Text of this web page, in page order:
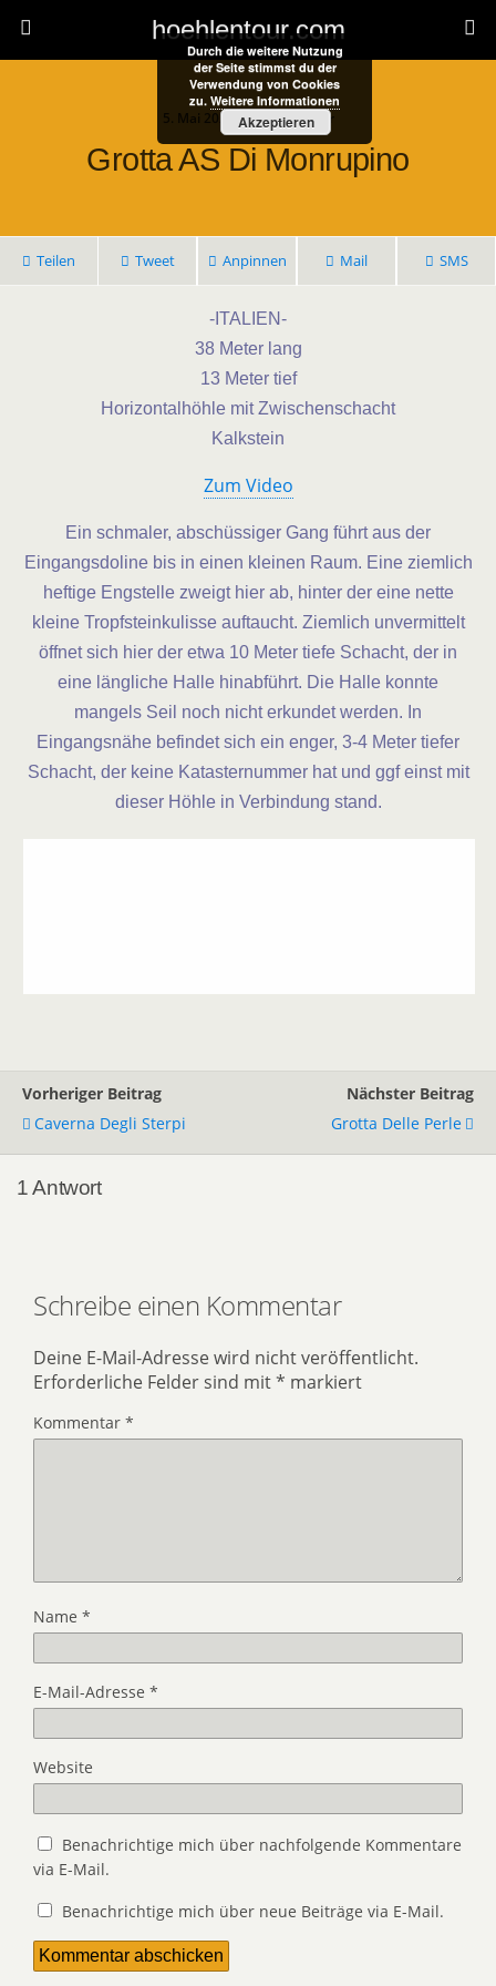
hoehlentour.com
5. Mai 2024 • 1 Kommentar
Grotta AS Di Monrupino
Teilen Tweet Anpinnen Mail SMS
-ITALIEN-
38 Meter lang
13 Meter tief
Horizontalhöhle mit Zwischenschacht
Kalkstein
Zum Video
Ein schmaler, abschüssiger Gang führt aus der
Eingangsdoline bis in einen kleinen Raum. Eine ziemlich
heftige Engstelle zweigt hier ab, hinter der eine nette
kleine Tropfsteinkulisse auftaucht. Ziemlich unvermittelt
öffnet sich hier der etwa 10 Meter tiefe Schacht, der in
eine längliche Halle hinabführt. Die Halle konnte
mangels Seil noch nicht erkundet werden. In
Eingangsnähe befindet sich ein enger, 3-4 Meter tiefer
Schacht, der keine Katasternummer hat und ggf einst mit
dieser Höhle in Verbindung stand.
Vorheriger Beitrag
Caverna Degli Sterpi
Nächster Beitrag
Grotta Delle Perle
1 Antwort
Schreibe einen Kommentar
Deine E-Mail-Adresse wird nicht veröffentlicht.
Erforderliche Felder sind mit* markiert
Kommentar *
Name *
E-Mail-Adresse *
Website
Benachrichtige mich über nachfolgende Kommentare
via E-Mail.
Benachrichtige mich über neue Beiträge via E-Mail.
Durch die weitere Nutzung
der Seite stimmst du der
Verwendung von Cookies
zu. Weitere Informationen
Akzeptieren